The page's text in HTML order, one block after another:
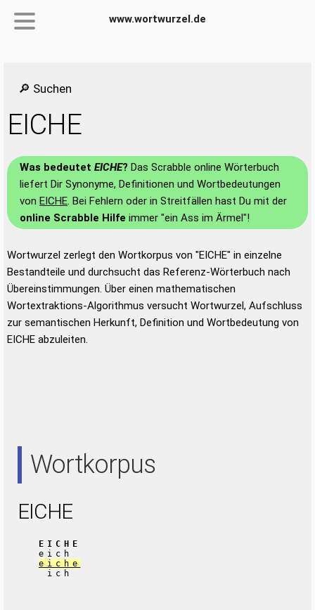
www.wortwurzel.de
🔎 Suchen
EICHE
Was bedeutet EICHE? Das Scrabble online Wörterbuch
liefert Dir Synonyme, Definitionen und Wortbedeutungen
von EICHE. Bei Fehlern oder in Streitfällen hast Du mit der
online Scrabble Hilfe immer "ein Ass im Ärmel"!
Wortwurzel zerlegt den Wortkorpus von "EICHE" in einzelne
Bestandteile und durchsucht das Referenz-Wörterbuch nach
Übereinstimmungen. Über einen mathematischen
Wortextraktions-Algorithmus versucht Wortwurzel, Aufschluss
zur semantischen Herkunft, Definition und Wortbedeutung von
EICHE abzuleiten.
Wortkorpus
EICHE
EICHE
eich
eiche
ich